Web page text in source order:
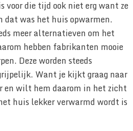
voor die tijd ook niet erg want ze
dat was het huis opwarmen.
meer alternatieven om het
hebben fabrikanten mooie
Deze worden steeds
Want je kijkt graag naar
en wilt hem daarom in het zicht
huis lekker verwarmd wordt is